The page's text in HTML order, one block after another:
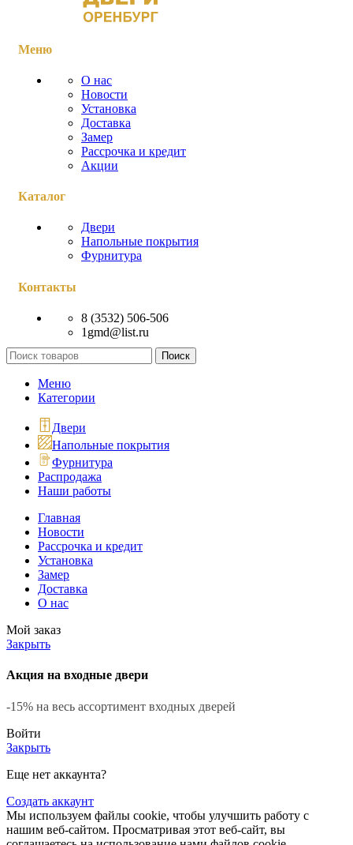
Меню
О нас
Новости
Установка
Доставка
Замер
Рассрочка и кредит
Акции
Каталог
Двери
Напольные покрытия
Фурнитура
Контакты
8 (3532) 506-506
1gmd@list.ru
Поиск
Меню
Категории
Двери
Напольные покрытия
Фурнитура
Распродажа
Наши работы
Главная
Новости
Рассрочка и кредит
Установка
Замер
Доставка
О нас
Мой заказ
Закрыть
Акция на входные двери
-15% на весь ассортимент входных дверей
Войти
Закрыть
Еще нет аккаунта?
Создать аккаунт
Мы используем файлы cookie, чтобы улучшить работу с
нашим веб-сайтом. Просматривая этот веб-сайт, вы